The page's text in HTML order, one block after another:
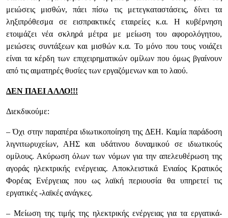
μειώσεις μισθών, πάει πίσω τις μετεγκαταστάσεις, δίνει τα
ληξιπρόθεσμα σε εισπρακτικές εταιρείες κ.α. Η κυβέρνηση
ετοιμάζει νέα σκληρά μέτρα με μείωση του αφορολόγητου,
μειώσεις συντάξεων και μισθών κ.α. Το μόνο που τους νοιάζει
είναι τα κέρδη των επιχειρηματικών ομίλων που όμως βγαίνουν
από τις αιματηρές θυσίες των εργαζόμενων και το λαού.
ΔΕΝ ΠΑΕΙ ΑΛΛΟ!!!
Διεκδικούμε:
– Όχι στην παραπέρα ιδιωτικοποίηση της ΔΕΗ. Καμία παράδοση
λιγνιτωρυχείων, ΑΗΣ και υδάτινου δυναμικού σε ιδιωτικούς
ομίλους. Ακύρωση όλων των νόμων για την απελευθέρωση της
αγοράς ηλεκτρικής ενέργειας. Αποκλειστικά Ενιαίος Κρατικός
Φορέας Ενέργειας που ως λαϊκή περιουσία θα υπηρετεί τις
εργατικές -λαϊκές ανάγκες.
– Μείωση της τιμής της ηλεκτρικής ενέργειας για τα εργατικά-